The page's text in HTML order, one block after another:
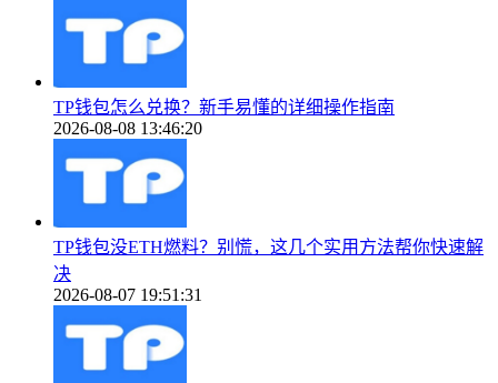
TP钱包怎么兑换？新手易懂的详细操作指南
2026-08-08 13:46:20
TP钱包没ETH燃料？别慌，这几个实用方法帮你快速解
决
2026-08-07 19:51:31